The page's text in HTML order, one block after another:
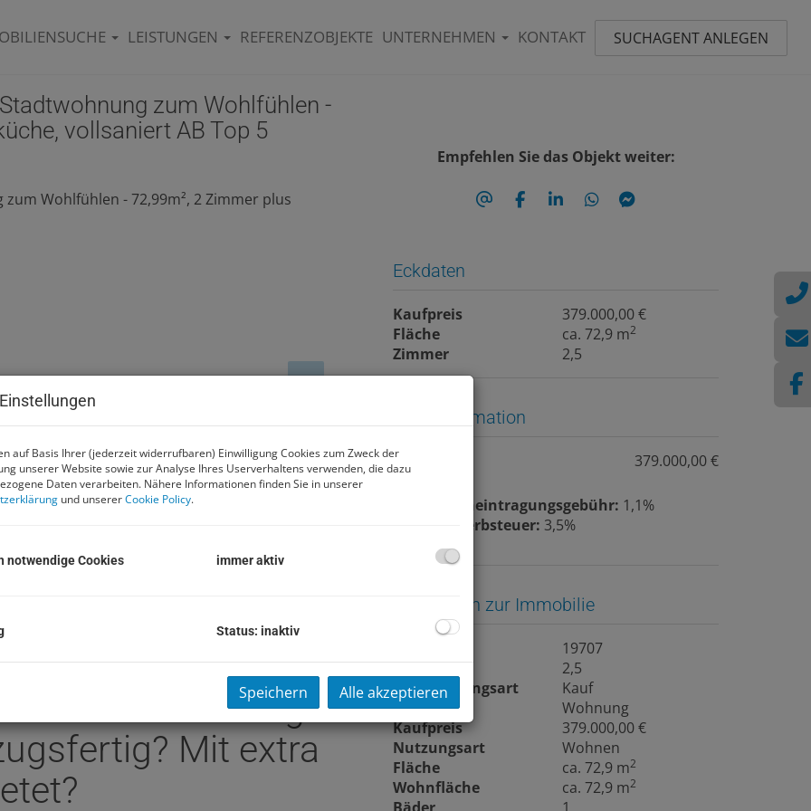
LEISTUNGEN REFERENZOBJEKTE UNTERNEHMEN KONTAKT SUCHAGENT ANLEGEN
zum Wohlfühlen -
vollsaniert AB Top 5
Wohnung?
Mit extra
Empfehlen Sie das Objekt weiter:
Eckdaten
Kaufpreis
379.000,00 €
Fläche
ca. 72,9 m2
Zimmer 2,5
Preisinformation
Kaufpreis: 379.000,00 €
Grundbucheintragungsgebühr: 1,1%
Grunderwerbsteuer: 3,5%
Basisdaten zur Immobilie
19707
Zimmer
2,5
Vermarktungsart
Kauf
Objektart
Wohnung
Kaufpreis
379.000,00 €
Nutzungsart
Wohnen
Fläche
ca. 72,9 m2
Wohnfläche ca. 72,9 m2
auf Basis Ihrer (jederzeit widerrufbaren) Einwilligung Cookies zum Zweck der
unserer Website sowie zur Analyse Ihres Userverhaltens verwenden, die dazu
Daten verarbeiten. Nähere Informationen finden Sie in unserer
und unsererCookie Policy.
notwendige Cookies immer aktiv
Status: inaktiv
Speichern Alle akzeptieren